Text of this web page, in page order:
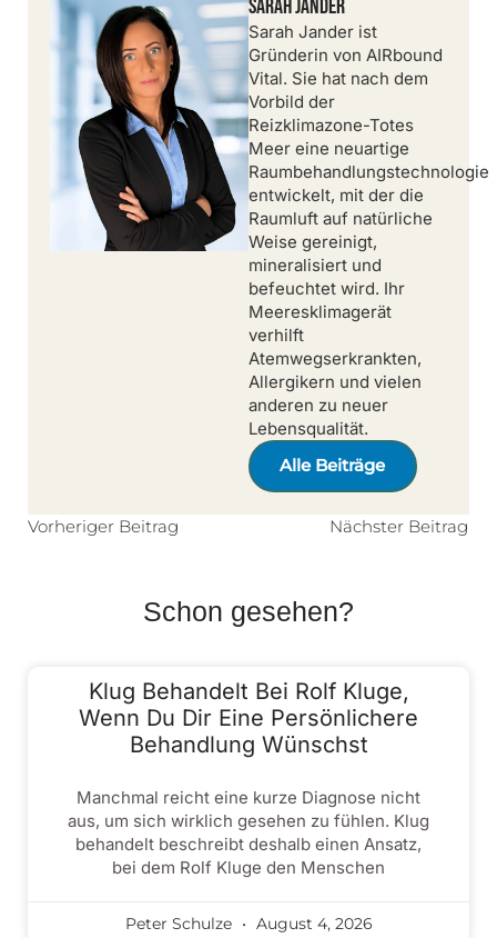
Sarah Jander
Sarah Jander ist
Gründerin von AIRbound
Vital. Sie hat nach dem
Vorbild der
Reizklimazone-Totes
Meer eine neuartige
Raumbehandlungstechnologie
entwickelt, mit der die
Raumluft auf natürliche
Weise gereinigt,
mineralisiert und
befeuchtet wird. Ihr
Meeresklimagerät
verhilft
Atemwegserkrankten,
Allergikern und vielen
anderen zu neuer
Lebensqualität.
Alle Beiträge
Vorheriger Beitrag Nächster Beitrag
Schon gesehen?
Klug Behandelt Bei Rolf Kluge,
Wenn Du Dir Eine Persönlichere
Behandlung Wünschst
Manchmal reicht eine kurze Diagnose nicht
aus, um sich wirklich gesehen zu fühlen. Klug
behandelt beschreibt deshalb einen Ansatz,
bei dem Rolf Kluge den Menschen
Peter Schulze August 4, 2026